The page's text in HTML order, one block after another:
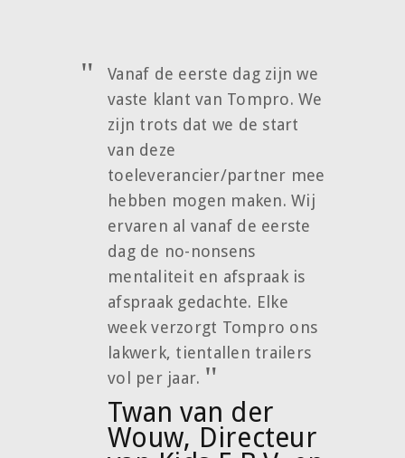
Vanaf de eerste dag zijn we
vaste klant van Tompro. We
zijn trots dat we de start
van deze
toeleverancier/partner mee
hebben mogen maken. Wij
ervaren al vanaf de eerste
dag de no-nonsens
mentaliteit en afspraak is
afspraak gedachte. Elke
week verzorgt Tompro ons
lakwerk, tientallen trailers
vol per jaar.
Twan van der
Wouw, Directeur